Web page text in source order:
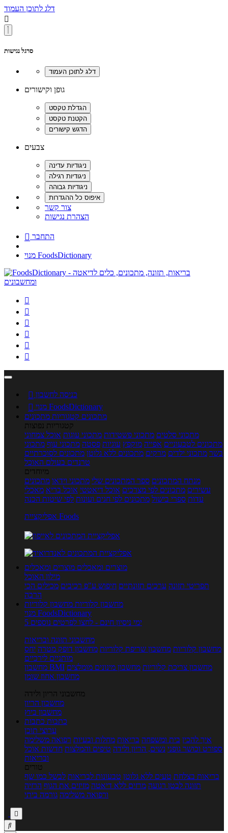
דלג לתוכן העמוד

סרגל נגישות
גופן וקישורים
צבעים
צור קשר
הצהרת נגישות
 התחבר
מנוי FoodsDictionary






 כניסה לחשבון

מנוי FoodsDictionary
מתכונים קטגוריות מתכונים
קטגוריות נפוצות
מתכוני סלטים מתכוני פשטידות מתכוני עוגות אוכל צמחוני
מתכונים לטבעוניים אפייה מוקפץ עוגיות פסטה מתכוני עוף מתכוני
בשר מתכוני ילדים מרקים מתכונים ללא גלוטן מתכונים לסוכרתיים
טרנדים בעולם האוכל
מיוחדים
מנתח המתכונים ספר המתכונים שלי מתכוני וידאו מתכונים
עשירים מתכונים לפי מצרכים אוכל דיאטטי אוכל בריא מאכלי
עדות ספרי בישול מתכונים לפי חגים ועונות לפי שיטות הכנה
אפליקציית Foods
מוצרים ומאכלים מוצרים ומאכלים
מילון האוכל
תפריטי תזונה ערכים תזונתיים חיפוש ע"פ רכיבים מכילים הכי
הרבה
מחשבון קלוריות מחשבון קלוריות
מנוי FoodsDictionary
5 ימי ניסיון חינם - לחצו לפרטים נוספים
מחשבוני תזונה ובריאות
מחשבון קלוריות מחשבון שריפת קלוריות מחשבון דופק מטרה יחס
מותניים לירכיים
מחשבון BMI
מחשבון צריכת קלוריות מחשבון מינונים מומלצים
מחשבון אחוז שומן
מחשבוני הריון ולידה
מחשבון הריון
מחשבון ביוץ
כתבות כתבות
ערוצי תוכן
איך להכין בית ומשפחה בריאות מחלות ובעיות רפואה משלימה
ספורט וכושר גופני נשים, הריון ולידה טיפים והמלצות חדשות אוכל
ובריאות
טורים
בריאות בצלחת טעים ללא גלוטן טבעונות לבריאות לבשל כמו שף
תזונה לבטן רגועה מרזים ללא דיאטה מזיזים את הגוף הרזיה
ורפואה משלימה גורמה ביתי

